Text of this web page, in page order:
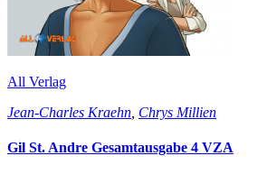
All Verlag
Jean-Charles Kraehn Chrys Millien
Gil St. Andre Gesamtausgabe 4 VZA